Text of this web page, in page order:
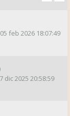
05 feb 2026 18:07:49
dic 2025 20:58:59